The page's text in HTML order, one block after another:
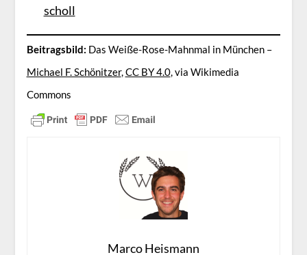
scholl
Beitragsbild: Das Weiße-Rose-Mahnmal in München –
Michael F. Schönitzer, CC BY 4.0, via Wikimedia
Commons
Marco Heismann